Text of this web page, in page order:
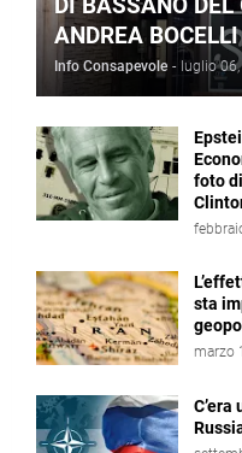
ANDREA BOCELLI
Info Consapevole - luglio
foto
sta
marzo